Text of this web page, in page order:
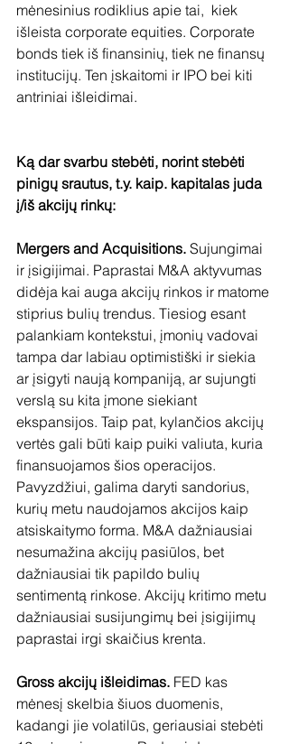
mėnesinius rodiklius apie tai,  kiek
išleista corporate equities. Corporate
bonds tiek iš finansinių, tiek ne finansų
institucijų. Ten įskaitomi ir IPO bei kiti
antriniai išleidimai.
Ką dar svarbu stebėti, norint stebėti
pinigų srautus, t.y. kaip. kapitalas juda
į/iš akcijų rinkų:
Mergers and Acquisitions. Sujungimai
ir įsigijimai. Paprastai M&A aktyvumas
didėja kai auga akcijų rinkos ir matome
stiprius bulių trendus. Tiesiog esant
palankiam kontekstui, įmonių vadovai
tampa dar labiau optimistiški ir siekia
ar įsigyti naują kompaniją, ar sujungti
verslą su kita įmone siekiant
ekspansijos. Taip pat, kylančios akcijų
vertės gali būti kaip puiki valiuta, kuria
finansuojamos šios operacijos.
Pavyzdžiui, galima daryti sandorius,
kurių metu naudojamos akcijos kaip
atsiskaitymo forma. M&A dažniausiai
nesumažina akcijų pasiūlos, bet
dažniausiai tik papildo bulių
sentimentą rinkose. Akcijų kritimo metu
dažniausiai susijungimų bei įsigijimų
paprastai irgi skaičius krenta.
Gross akcijų išleidimas. FED kas
mėnesį skelbia šiuos duomenis,
kadangi jie volatilūs, geriausiai stebėti